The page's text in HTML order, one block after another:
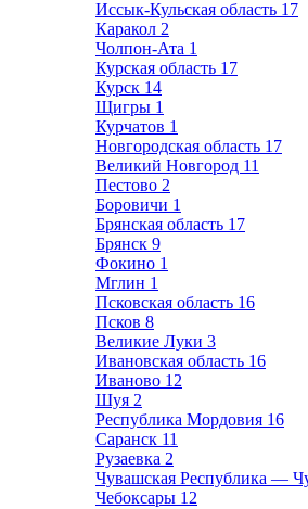
Иссык-Кульская область 17
Каракол 2
Чолпон-Ата 1
Курская область 17
Курск 14
Щигры 1
Курчатов 1
Новгородская область 17
Великий Новгород 11
Пестово 2
Боровичи 1
Брянская область 17
Брянск 9
Фокино 1
Мглин 1
Псковская область 16
Псков 8
Великие Луки 3
Ивановская область 16
Иваново 12
Шуя 2
Республика Мордовия 16
Саранск 11
Рузаевка 2
Чувашская Республика —
Чебоксары 12